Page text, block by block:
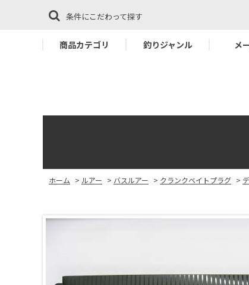
条件にこだわって探す
商品カテゴリ 釣りジャンル メ
ホーム > ルアー > バスルアー > クランクベイトプラグ >